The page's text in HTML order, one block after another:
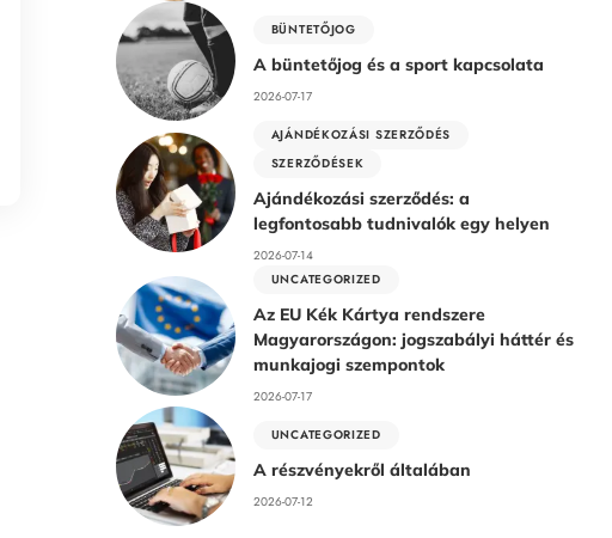
BÜNTETŐJOG
A büntetőjog és a sport kapcsolata
2026-07-17
AJÁNDÉKOZÁSI SZERZŐDÉS
SZERZŐDÉSEK
Ajándékozási szerződés: a
legfontosabb tudnivalók egy helyen
2026-07-14
UNCATEGORIZED
Az EU Kék Kártya rendszere
Magyarországon: jogszabályi háttér és
munkajogi szempontok
2026-07-17
UNCATEGORIZED
A részvényekről általában
2026-07-12